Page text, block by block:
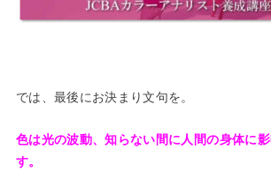
では、最後にお決まり文句を。
色は光の波動、知らない間に人間の身体に
す。